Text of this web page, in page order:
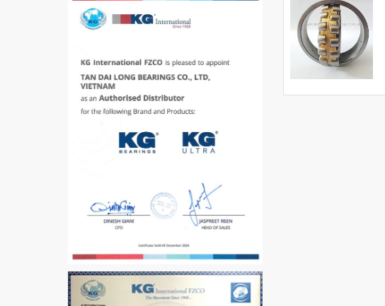
5200
VÒNG BI / BẠC ĐẠN
CHÀ TRÒN 51105
VÒNG BI / BẠC ĐẠN
CỐT BƠM NƯỚC
MĂNG XÔNG H2306
Vòng Bi / Bạc Đạn Ốc
Bích 7215 B